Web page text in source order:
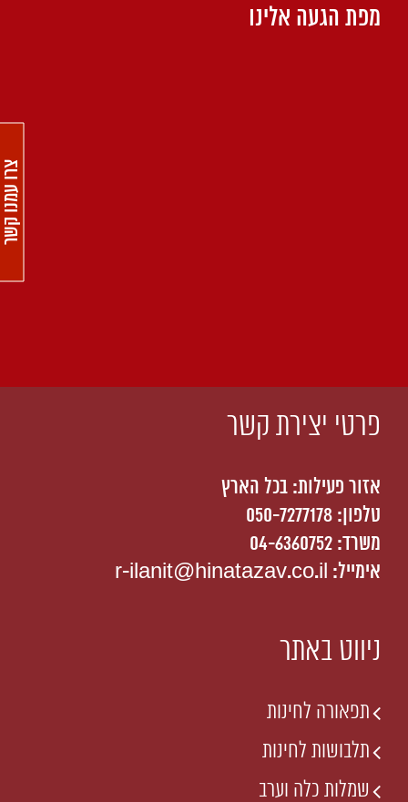
מפת הגעה אלינו
פרטי יצירת קשר
אזור פעילות: בכל הארץ
טלפון: 050-7277178
משרד: 04-6360752
אימייל: r-ilanit@hinatazav.co.il
ניווט באתר
תפאורה לחינות
תלבושות לחינות
שמלות כלה וערב
צרו עמנו קשר